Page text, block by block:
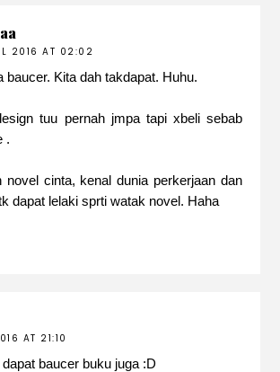
2016 AT 02:02
baucer. Kita dah takdapat. Huhu.
tuu pernah jmpa tapi xbeli sebab
.
novel cinta, kenal dunia perkerjaan dan
dapat lelaki sprti watak novel. Haha
AT 21:10
baucer buku juga :D